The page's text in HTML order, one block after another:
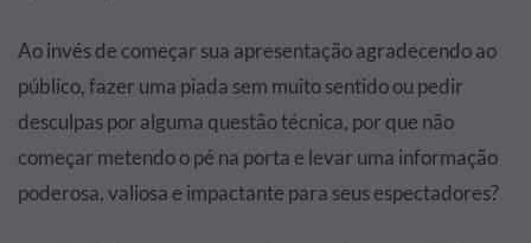
Ao invés de começar sua apresentação agradecendo ao
público, fazer uma piada sem muito sentido ou pedir
desculpas por alguma questão técnica, por que não
começar metendo o pé na porta e levar uma informação
poderosa, valiosa e impactante para seus espectadores?